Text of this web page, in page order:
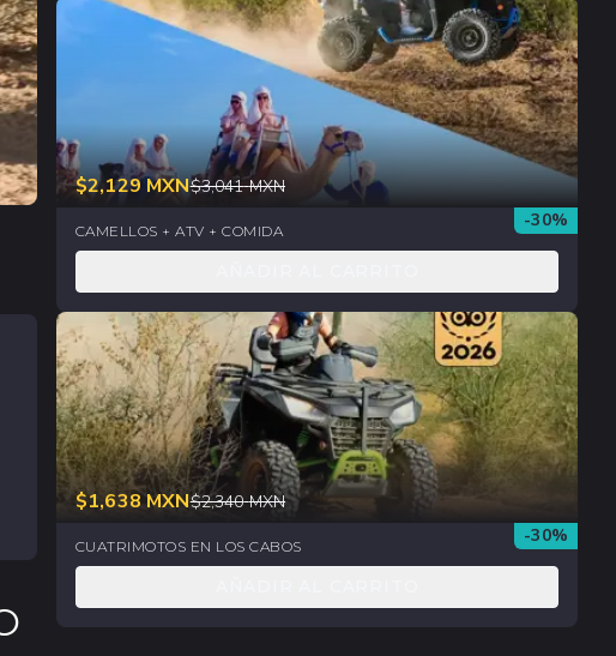
$2,129MXN$3,041 MXN
-30%
CAMELLOS + ATV + COMIDA
$1,638 MXN$2,340 MXN
-30%
CUATRIMOTOS EN LOS CABOS